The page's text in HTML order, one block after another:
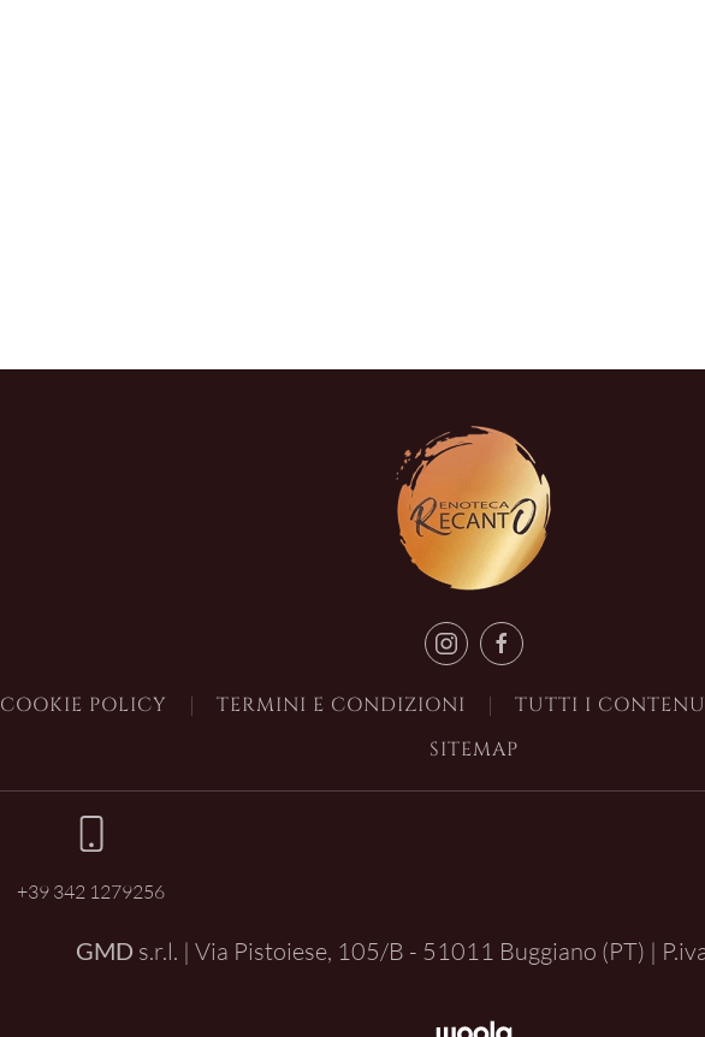
COOKIE POLICY TERMINI E CONDIZIONI TUTTI I
SITEMAP
+39 342 1279256
GMD s.r.l. | Via Pistoiese, 105/B - 51011 Buggiano (PT) |